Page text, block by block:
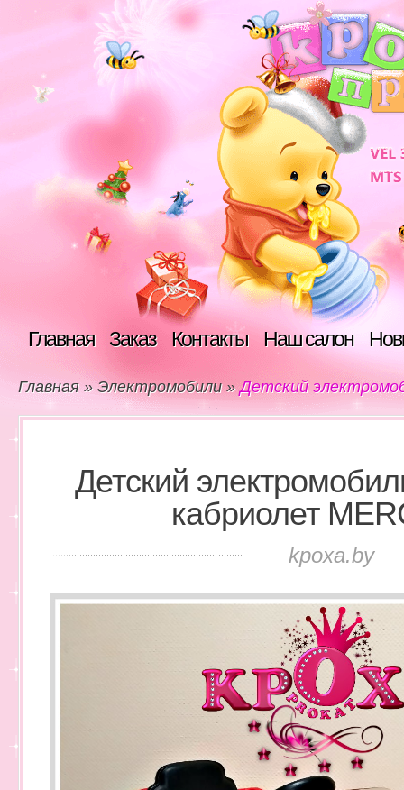
Главная Заказ Контакты Наш салон
Главная » Электромобили »Детский
Детский
кабриолет
kpoxa.by